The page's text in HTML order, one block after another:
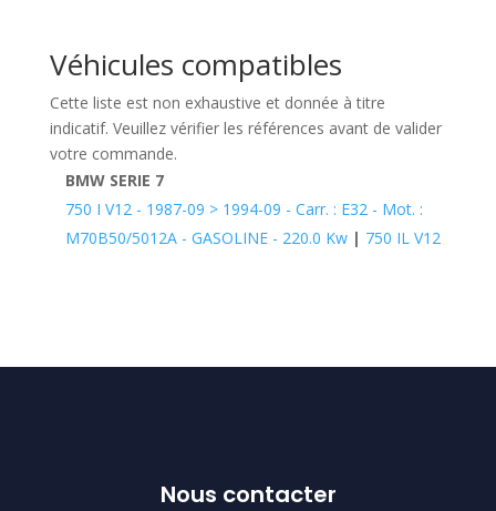
Véhicules compatibles
Cette liste est non exhaustive et donnée à titre
indicatif. Veuillez vérifier les références avant de valider
votre commande.
BMW SERIE 7
750 I V12 - 1987-09 > 1994-09 - Carr. : E32 - Mot. :
M70B50/5012A - GASOLINE - 220.0 Kw| 750 IL V12
Nous contacter